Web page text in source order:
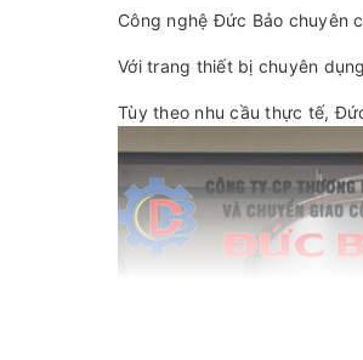
Công nghệ Đức Bảo chuyên
Với trang thiết bị chuyên
Tùy theo nhu cầu thực tế,